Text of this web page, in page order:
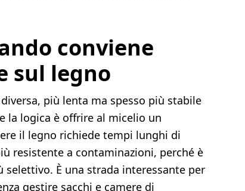
conviene
sul legno
più lenta ma spesso più stabile
la logica è offrire al micelio un
il legno richiede tempi lunghi di
resistente a contaminazioni, perché è
È una strada interessante per
gestire sacchi e camere di